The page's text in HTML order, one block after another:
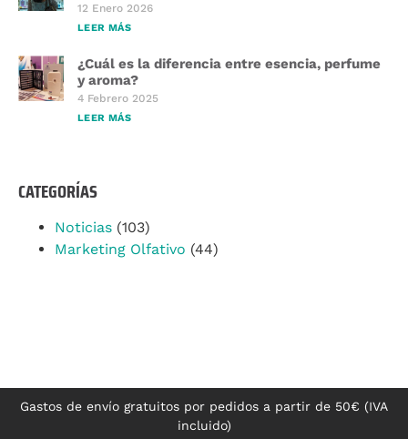
12 Enero 2026
LEER MÁS
¿Cuál es la diferencia entre esencia, perfume
y aroma?
4 Febrero 2025
LEER MÁS
CATEGORÍAS
Noticias (103)
Marketing Olfativo (44)
Gastos de envío gratuitos por pedidos a partir de 50€ (IVA
incluido)